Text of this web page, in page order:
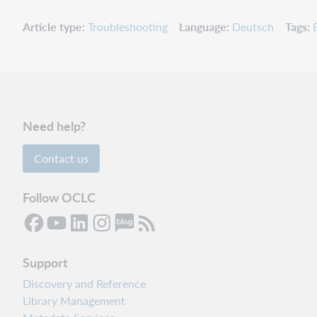
Article type Troubleshooting Language Deutsch Tags
Need help?
Contact us
Follow OCLC
Support
Discovery and Reference
Library Management